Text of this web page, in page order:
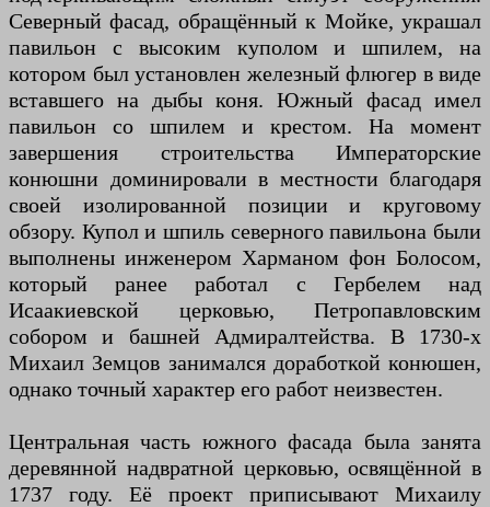
Северный фасад, обращённый к Мойке, украшал
павильон с высоким куполом и шпилем, на
котором был установлен железный флюгер в виде
вставшего на дыбы коня. Южный фасад имел
павильон со шпилем и крестом. На момент
завершения строительства Императорские
конюшни доминировали в местности благодаря
своей изолированной позиции и круговому
обзору. Купол и шпиль северного павильона были
выполнены инженером Харманом фон Болосом,
который ранее работал с Гербелем над
Исаакиевской церковью, Петропавловским
собором и башней Адмиралтейства. В 1730-х
Михаил Земцов занимался доработкой конюшен,
однако точный характер его работ неизвестен.
Центральная часть южного фасада была занята
деревянной надвратной церковью, освящённой в
1737 году. Её проект приписывают Михаилу